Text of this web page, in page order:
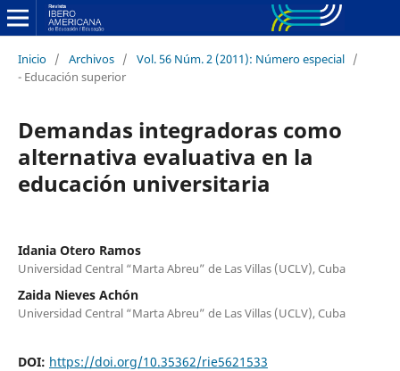
Inicio / Archivos / Vol. 56 Núm. 2 (2011): Número especial /
- Educación superior
Demandas integradoras como
alternativa evaluativa en la
educación universitaria
Idania Otero Ramos
Universidad Central “Marta Abreu” de Las Villas (UCLV), Cuba
Zaida Nieves Achón
Universidad Central “Marta Abreu” de Las Villas (UCLV), Cuba
DOI: https://doi.org/10.35362/rie5621533